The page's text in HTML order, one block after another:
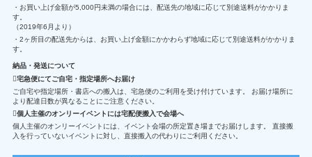
・お買い上げ金額が5,000円未満の場合には、配送先の地域に応じて別途送料がかかりま
す。
（2019年6月より）
・2ヶ所目の配送先からは、お買い上げ金額にかかわらず地域に応じて別途送料がかかりま
す。
納品・発送について
宅急便にてご自宅・指定場所へお届け
ご自宅や指定場所・書店への搬入は、宅急便のご利用を受け付けています。 お届け場所に
より配達日数が異なることにご注意ください。
個人主催のオンリーイベントには宅配便搬入で会場へ
個人主催のオンリーイベントには、イベント会場の所定置き場までお届けします。 直接搬
入を行っていないイベントに対し、直接搬入の代わりにご利用ください。